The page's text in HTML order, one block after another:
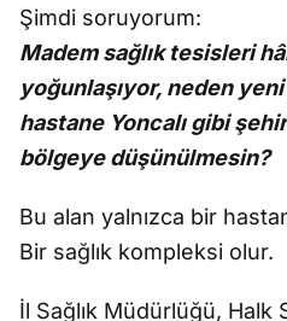
Şimdi soruyorum:
Madem sağlık tesisleri
yoğunlaşıyor, neden
hastane Yoncalı gibi
bölgeye düşünülmesin?
Bu alan yalnızca bir
Bir sağlık kompleksi olur.
İl Sağlık Müdürlüğü, Halk